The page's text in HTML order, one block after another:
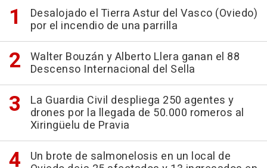
Desalojado el Tierra Astur del Vasco (Oviedo)
por el incendio de una parrilla
Walter Bouzán y Alberto Llera ganan el 88
Descenso Internacional del Sella
La Guardia Civil despliega 250 agentes y
drones por la llegada de 50.000 romeros al
Xiringüelu de Pravia
Un brote de salmonelosis en un local de